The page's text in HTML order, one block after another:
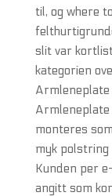
til, og where
slit var
kategorien
Armleneplate
monteres
myk
Kunden per
angitt som